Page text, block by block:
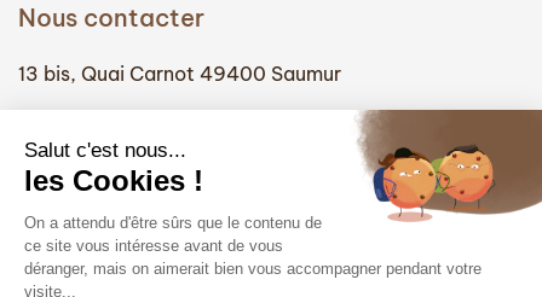
Nous contacter
13 bis, Quai Carnot 49400 Saumur
info@hautefidelite-saumur.com
Liens